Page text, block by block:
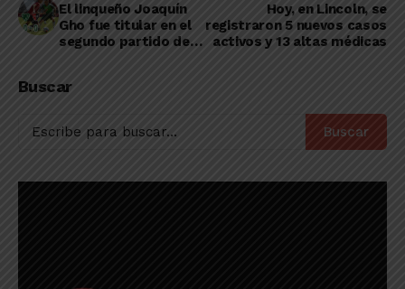
El linqueño Joaquín
Gho fue titular en el
segundo partido de
Hoy, en Lincoln, se
registraron 5 nuevos casos
activos y 13 altas médicas
Buscar
Buscar